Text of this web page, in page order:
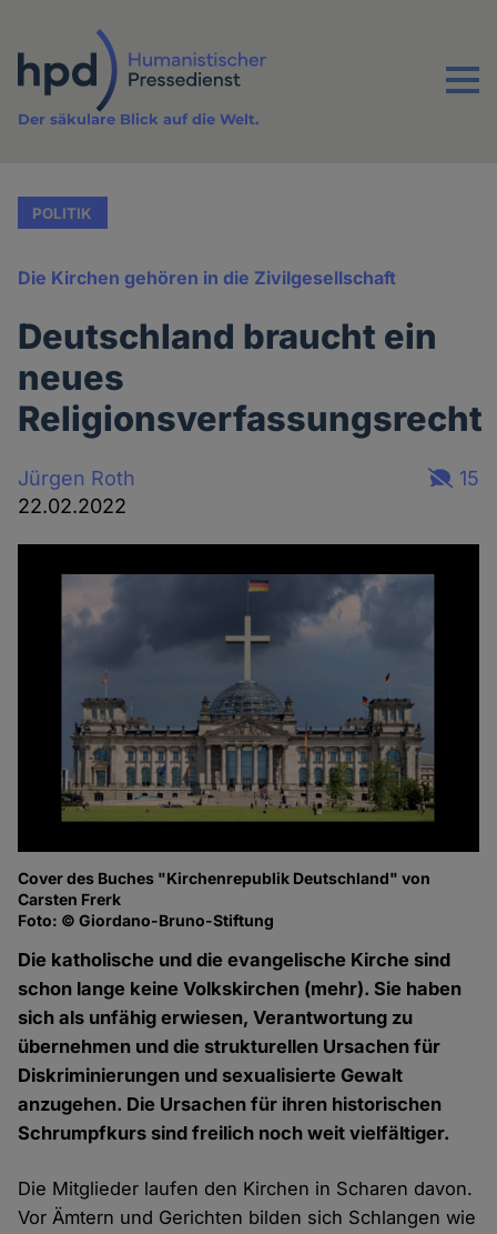
Inhalt
Menu
Der säkulare Blick auf die Welt.
POLITIK
Die Kirchen gehören in die Zivilgesellschaft
Deutschland braucht ein
neues
Religionsverfassungsrecht
Jürgen Roth
22.02.2022
15
Cover des Buches "Kirchenrepublik Deutschland" von
Carsten Frerk
Foto: © Giordano-Bruno-Stiftung
Die katholische und die evangelische Kirche sind
schon lange keine Volkskirchen (mehr). Sie haben
sich als unfähig erwiesen, Verantwortung zu
übernehmen und die strukturellen Ursachen für
Diskriminierungen und sexualisierte Gewalt
anzugehen. Die Ursachen für ihren historischen
Schrumpfkurs sind freilich noch weit vielfältiger.
Die Mitglieder laufen den Kirchen in Scharen davon.
Vor Ämtern und Gerichten bilden sich Schlangen wie